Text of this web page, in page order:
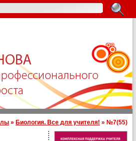
» Биология. Все для учителя! » №7(55)